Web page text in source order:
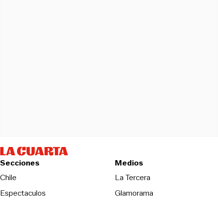
Secciones
Chile
Espectaculos
Medios
La TerceraOpens in new
Glamorama